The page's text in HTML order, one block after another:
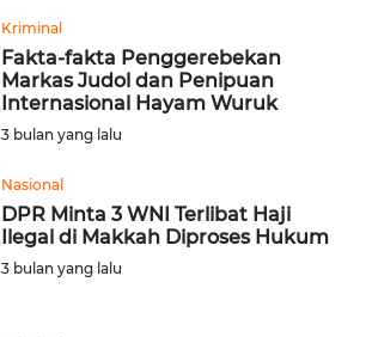
Kriminal
Fakta-fakta Penggerebekan
Markas Judol dan Penipuan
Internasional Hayam Wuruk
3 bulan yang lalu
Nasional
DPR Minta 3 WNI Terlibat Haji
Ilegal di Makkah Diproses Hukum
3 bulan yang lalu